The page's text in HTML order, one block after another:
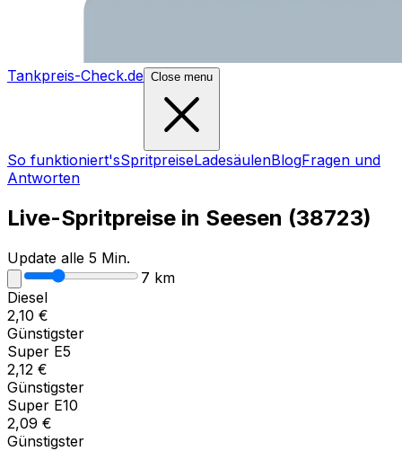
Tankpreis-Check.de Close menu
So funktioniert'sSpritpreiseLadesäulenBlogFragen und
Antworten
Live-Spritpreise in Seesen (38723)
Update alle 5 Min.
7 km
Diesel
2,10 €
Günstigster
Super E5
2,12 €
Günstigster
Super E10
2,09 €
Günstigster